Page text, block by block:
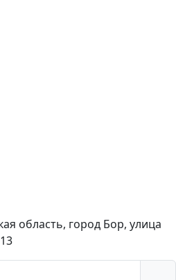
область, город Бор, улица